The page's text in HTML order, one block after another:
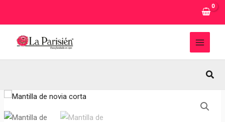
MAIN